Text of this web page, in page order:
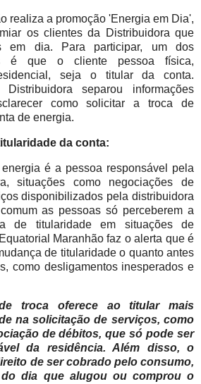
realiza a promoção 'Energia em Dia',
os clientes da Distribuidora que
em dia. Para participar, um dos
é que o cliente pessoa física,
seja o titular da conta.
separou informações
como solicitar a troca de
de energia.
da conta:
é a pessoa responsável pela
situações como negociações de
disponibilizados pela distribuidora
as pessoas só perceberem a
de titularidade em situações de
Maranhão faz o alerta que é
de titularidade o quanto antes
como desligamentos inesperados e
troca oferece ao titular mais
na solicitação de serviços, como
de débitos, que só pode ser
da residência. Além disso, o
de ser cobrado pelo consumo,
dia que alugou ou comprou o